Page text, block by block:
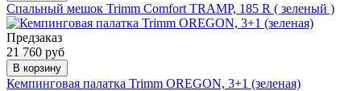
Спальный мешок Trimm Comfort TRAMP, 185 R ( зеленый )
Предзаказ
21 760 руб
В корзину
Кемпинговая палатка Trimm OREGON, 3+1 (зеленая)